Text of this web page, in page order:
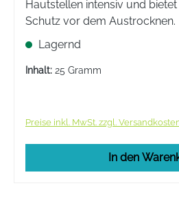
Hautstellen intensiv und
Schutz vor dem Austrocknen.
Lagernd
Inhalt: 25 Gramm
Preise inkl. MwSt. zzgl.
In den